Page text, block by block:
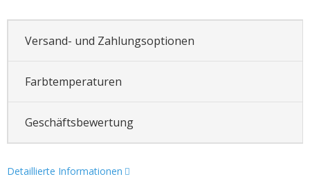
Versand- und Zahlungsoptionen
Farbtemperaturen
Geschäftsbewertung
Detaillierte Informationen